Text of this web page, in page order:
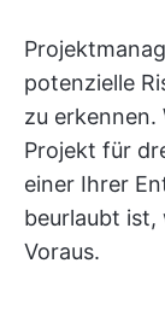
potenzielle
zu erkennen.
Projekt für
einer Ihrer
beurlaubt ist,
Voraus.